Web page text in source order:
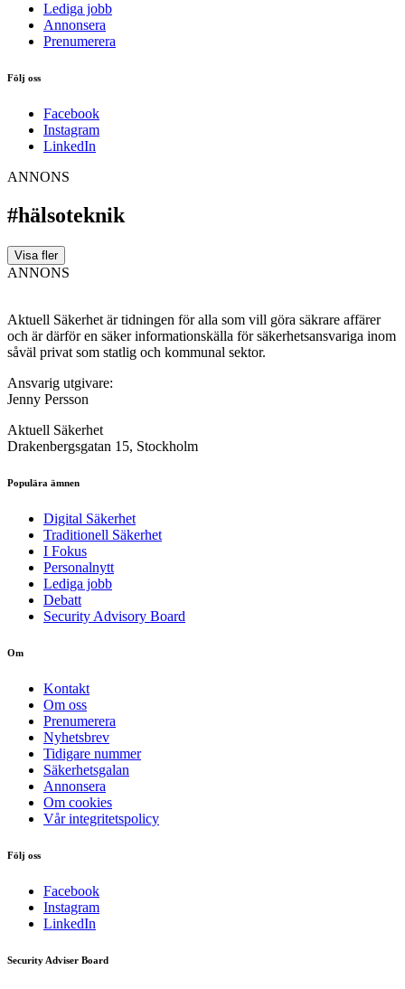
Lediga jobb
Annonsera
Prenumerera
Följ oss
Facebook
Instagram
LinkedIn
ANNONS
#hälsoteknik
Visa fler
ANNONS
Aktuell Säkerhet är tidningen för alla som vill göra säkrare affärer
och är därför en säker informationskälla för säkerhets­ansvariga inom
såväl privat som statlig och kommunal sektor.
Ansvarig utgivare:
Jenny Persson
Aktuell Säkerhet
Drakenbergsgatan 15, Stockholm
Populära ämnen
Digital Säkerhet
Traditionell Säkerhet
I Fokus
Personalnytt
Lediga jobb
Debatt
Security Advisory Board
Om
Kontakt
Om oss
Prenumerera
Nyhetsbrev
Tidigare nummer
Säkerhetsgalan
Annonsera
Om cookies
Vår integritetspolicy
Följ oss
Facebook
Instagram
LinkedIn
Security Adviser Board